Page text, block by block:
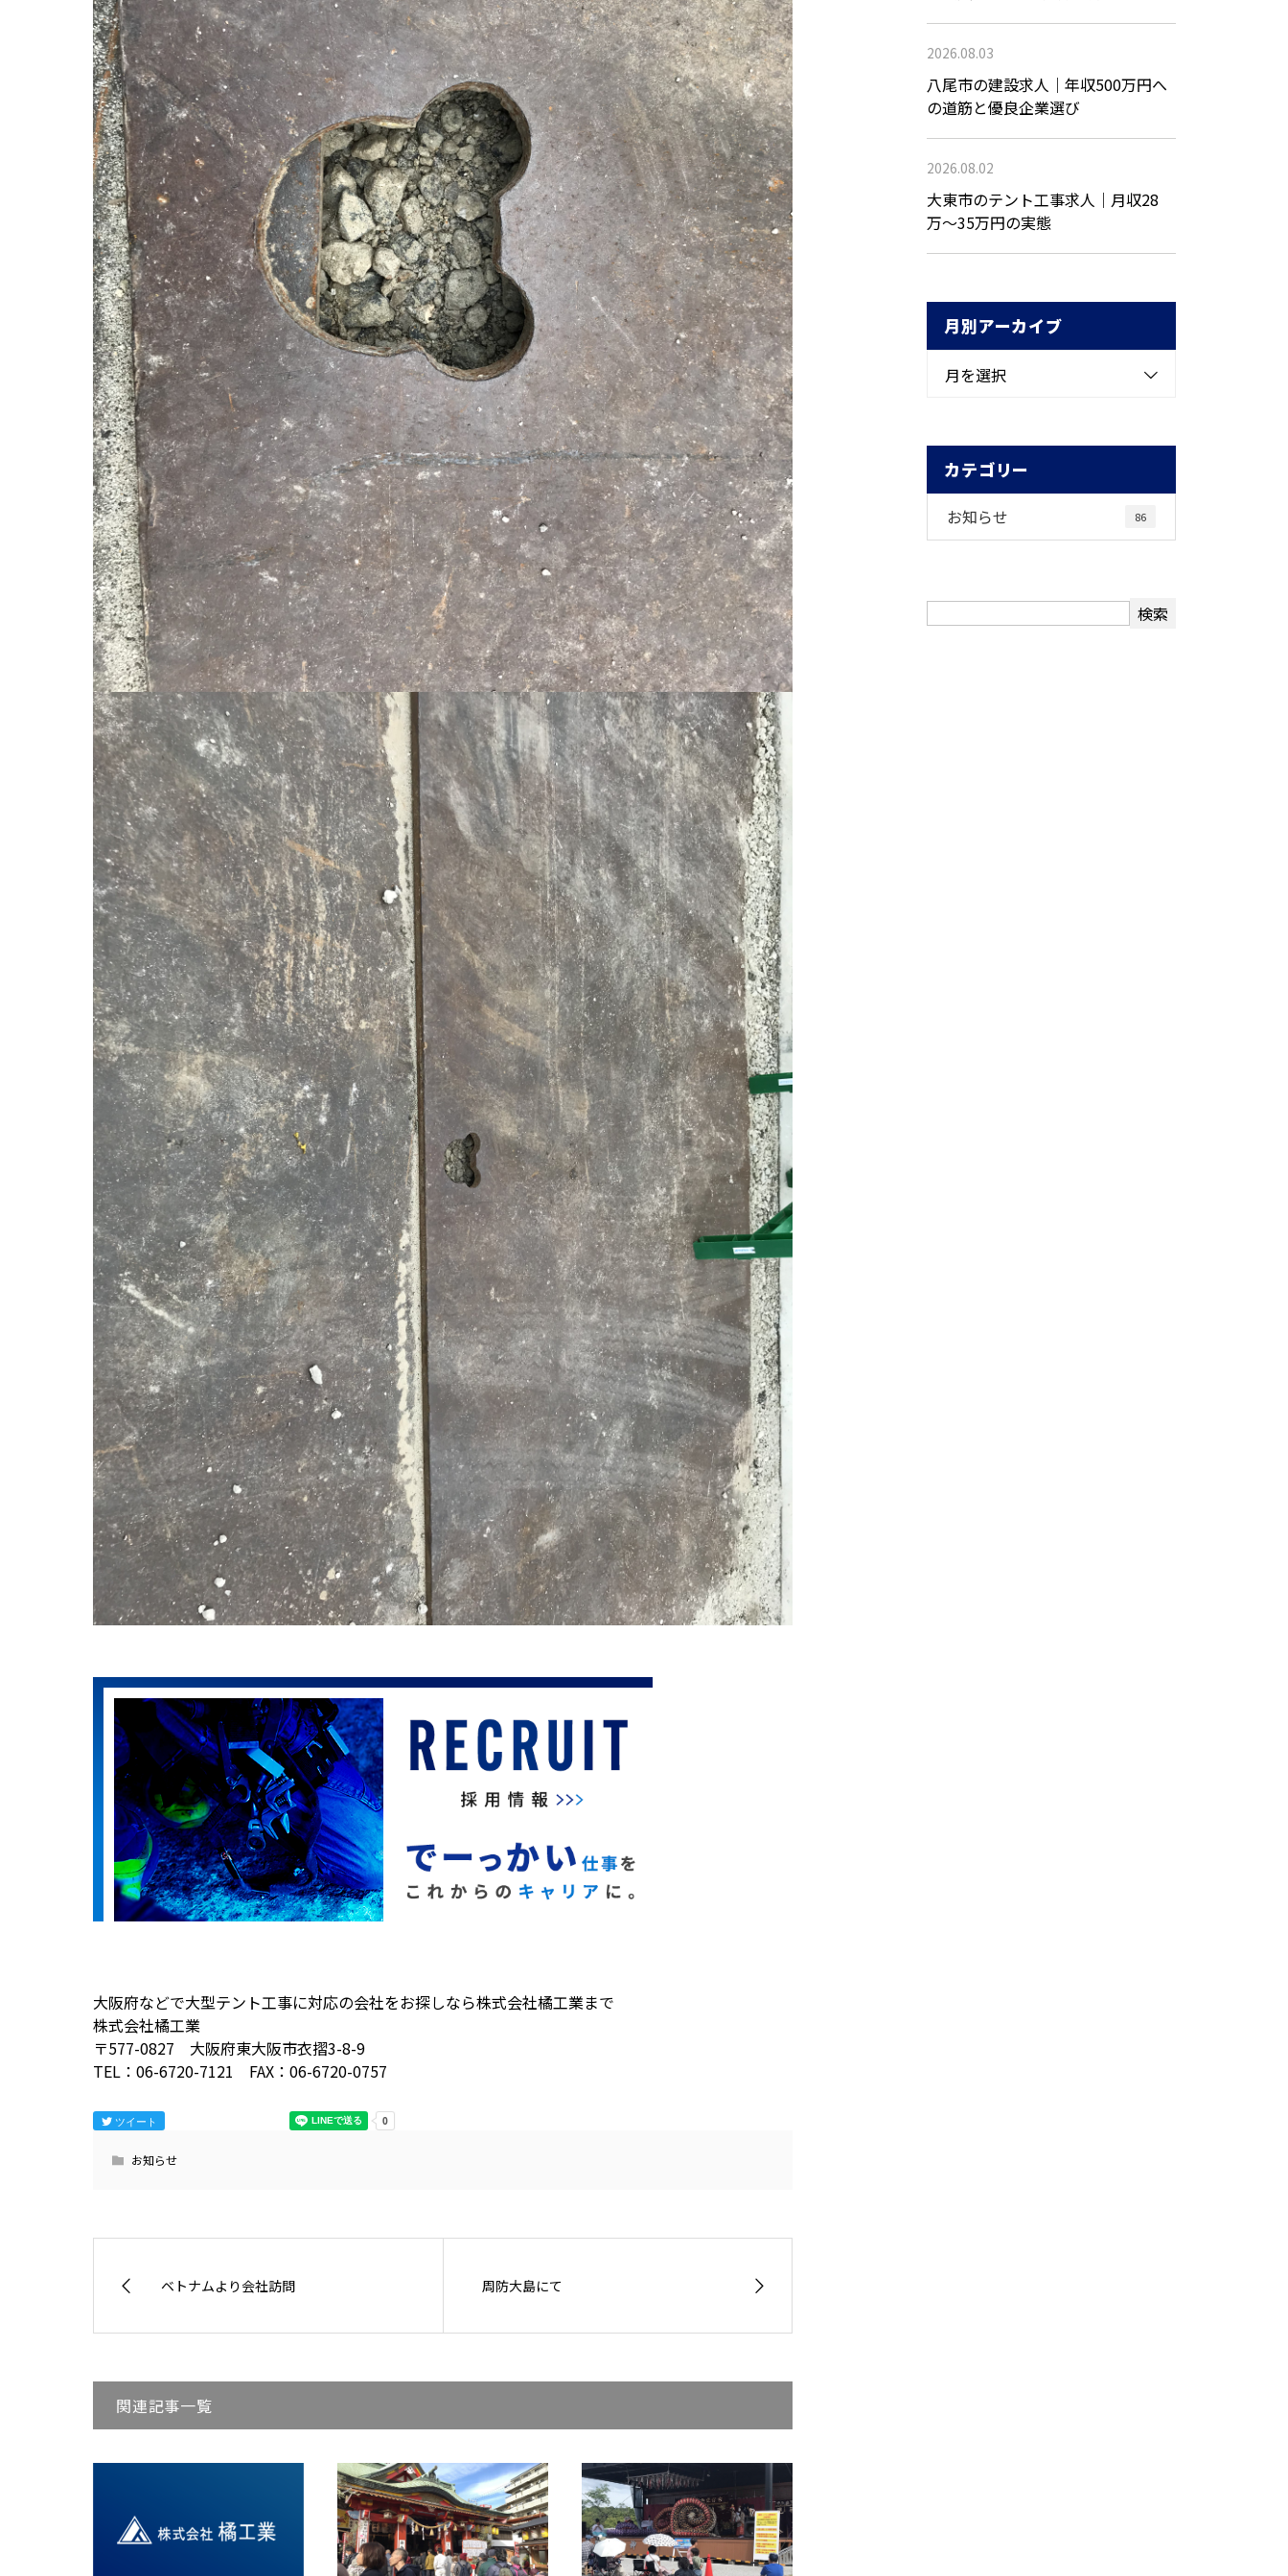
大阪府などで大型テント工事に対応の会社をお探しなら株式会社橘工業まで
株式会社橘工業
〒577-0827 大阪府東大阪市衣摺3-8-9
TEL：06-6720-7121 FAX：06-6720-0757
ツイート
お知らせ
ベトナムより会社訪問 周防大島にて
関連記事一覧
2026.08.03
八尾市の建設求人｜年収500万円へ
の道筋と優良企業選び
2026.08.02
大東市のテント工事求人｜月収28
万〜35万円の実態
月別アーカイブ
月を選択
カテゴリー
お知らせ 86